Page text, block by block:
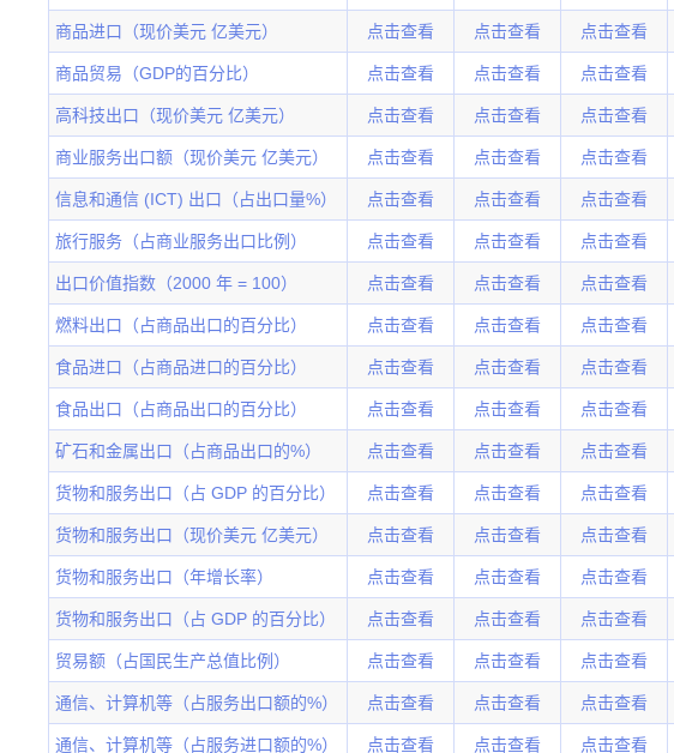
商品进口（现价美元 亿美元） 点击查看 点击查看 点击查看
商品贸易（GDP的百分比） 点击查看 点击查看 点击查看
高科技出口（现价美元 亿美元） 点击查看 点击查看 点击查看
商业服务出口额（现价美元 亿美元） 点击查看 点击查看 点击查看
信息和通信 (ICT) 出口（占出口量%） 点击查看 点击查看 点击查看
旅行服务（占商业服务出口比例） 点击查看 点击查看 点击查看
出口价值指数（2000 年 = 100） 点击查看 点击查看 点击查看
燃料出口（占商品出口的百分比） 点击查看 点击查看 点击查看
食品进口（占商品进口的百分比） 点击查看 点击查看 点击查看
食品出口（占商品出口的百分比） 点击查看 点击查看 点击查看
矿石和金属出口（占商品出口的%） 点击查看 点击查看 点击查看
货物和服务出口（占 GDP 的百分比） 点击查看 点击查看 点击查看
货物和服务出口（现价美元 亿美元） 点击查看 点击查看 点击查看
货物和服务出口（年增长率） 点击查看 点击查看 点击查看
货物和服务出口（占 GDP 的百分比） 点击查看 点击查看 点击查看
贸易额（占国民生产总值比例） 点击查看 点击查看 点击查看
通信、计算机等（占服务出口额的%） 点击查看 点击查看 点击查看
通信、计算机等（占服务进口额的%） 点击查看 点击查看 点击查看